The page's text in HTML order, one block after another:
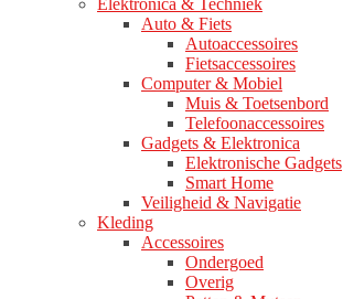
Auto & Fiets
Autoaccessoires
Fietsaccessoires
Computer & Mobiel
Muis & Toetsenbord
Telefoonaccessoires
Gadgets & Elektronica
Elektronische Gadgets
Smart Home
Veiligheid & Navigatie
Kleding
Accessoires
Ondergoed
Overig